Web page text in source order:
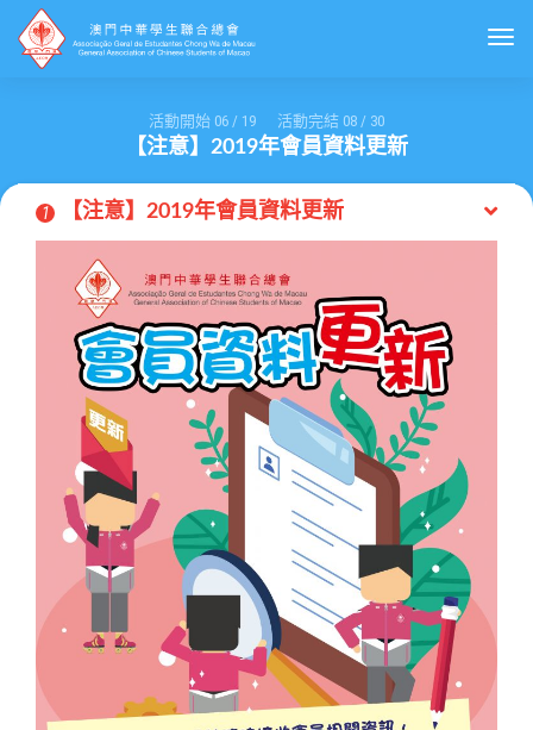
活動開始 06 / 19 活動完結 08 / 30
【注意】2019年會員資料更新
1 【注意】2019年會員資料更新